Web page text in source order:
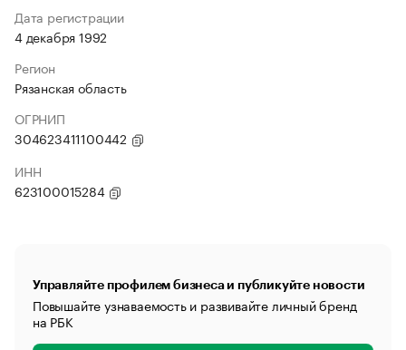
Дата регистрации
4 декабря 1992
Регион
Рязанская область
ОГРНИП
304623411100442
ИНН
623100015284
Управляйте профилем бизнеса и публикуйте новости
Повышайте узнаваемость и развивайте личный бренд
на РБК